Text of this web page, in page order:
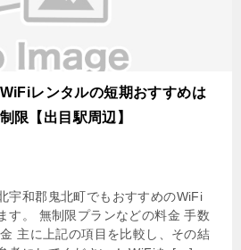
レンタルの短期おすすめは
限【出目駅周辺】
宇和郡鬼北町でもおすすめのWiFi
す。 無制限プランなどの料金 手数
主に上記の項目を比較し、その結